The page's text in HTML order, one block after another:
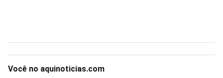
Você no aquinoticias.com